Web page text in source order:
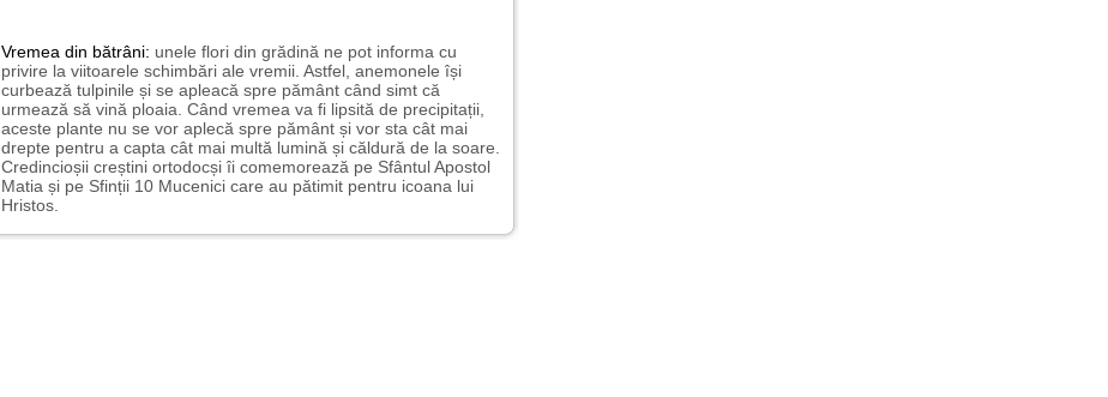
Vremea din bătrâni: unele flori din grădină ne pot informa cu
privire la viitoarele schimbări ale vremii. Astfel, anemonele își
curbează tulpinile și se apleacă spre pământ când simt că
urmează să vină ploaia. Când vremea va fi lipsită de precipitații,
aceste plante nu se vor aplecă spre pământ și vor sta cât mai
drepte pentru a capta cât mai multă lumină și căldură de la soare.
Credincioșii creștini ortodocși îi comemorează pe Sfântul Apostol
Matia și pe Sfinții 10 Mucenici care au pătimit pentru icoana lui
Hristos.